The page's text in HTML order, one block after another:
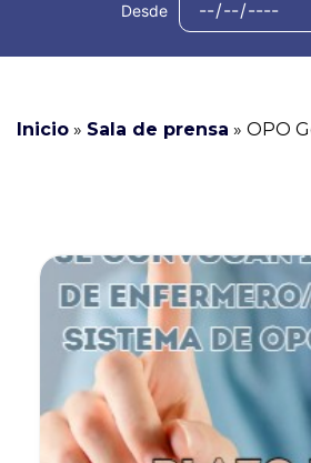
Desde
Inicio » Sala de prensa » OPO